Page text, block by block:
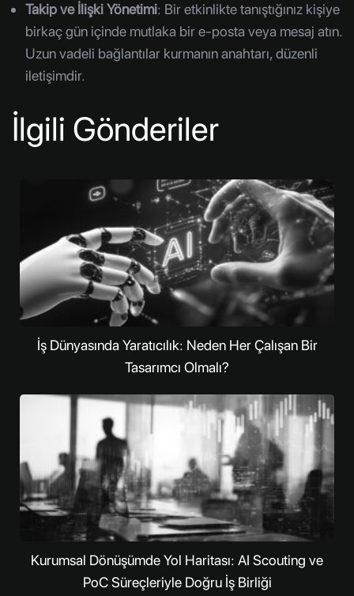
Takip ve İlişki Yönetimi: Bir etkinlikte tanıştığınız kişiye
birkaç gün içinde mutlaka bir e-posta veya mesaj atın.
Uzun vadeli bağlantılar kurmanın anahtarı, düzenli
iletişimdir.
İlgili Gönderiler
İş Dünyasında Yaratıcılık: Neden Her Çalışan Bir
Tasarımcı Olmalı?
Kurumsal Dönüşümde Yol Haritası: AI Scouting ve
PoC Süreçleriyle Doğru İş Birliği